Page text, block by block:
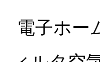
電子ホー